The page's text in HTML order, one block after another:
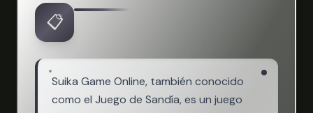
📋
Suika Game Online, también conocido
como el Juego de Sandía, es un juego